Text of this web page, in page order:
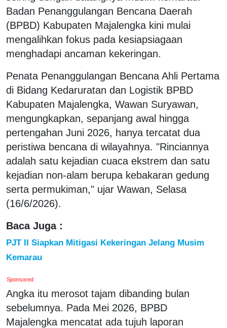
Badan Penanggulangan Bencana Daerah
(BPBD) Kabupaten Majalengka kini mulai
mengalihkan fokus pada kesiapsiagaan
menghadapi ancaman kekeringan.
Penata Penanggulangan Bencana Ahli Pertama
di Bidang Kedaruratan dan Logistik BPBD
Kabupaten Majalengka, Wawan Suryawan,
mengungkapkan, sepanjang awal hingga
pertengahan Juni 2026, hanya tercatat dua
peristiwa bencana di wilayahnya. "Rinciannya
adalah satu kejadian cuaca ekstrem dan satu
kejadian non-alam berupa kebakaran gedung
serta permukiman," ujar Wawan, Selasa
(16/6/2026).
Baca Juga :
PJT II Siapkan Mitigasi Kekeringan Jelang Musim
Kemarau
Sponsored
Angka itu merosot tajam dibanding bulan
sebelumnya. Pada Mei 2026, BPBD
Majalengka mencatat ada tujuh laporan